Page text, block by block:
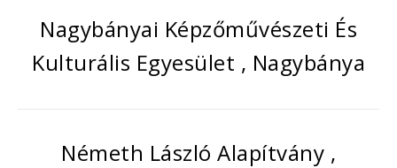
Nagybányai Képzőművészeti És
Kulturális Egyesület , Nagybánya
Németh László Alapítvány ,